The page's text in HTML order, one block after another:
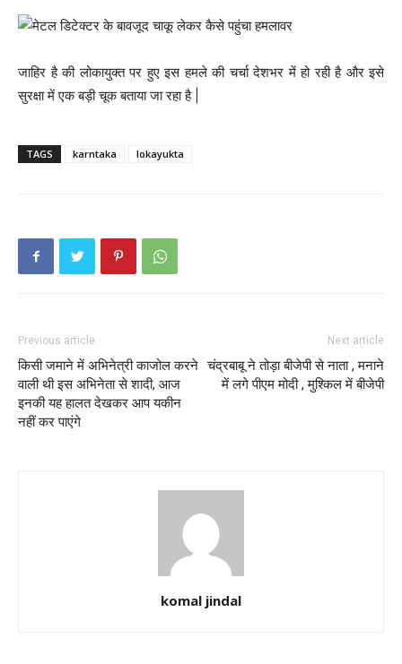
जाहिर है की लोकायुक्त पर हुए इस हमले की चर्चा देशभर में हो रही है और इसे
सुरक्षा में एक बड़ी चूक बताया जा रहा है |
TAGS karntaka lokayukta
Previous article
किसी जमाने में अभिनेत्री काजोल करने
वाली थी इस अभिनेता से शादी, आज
इनकी यह हालत देखकर आप यकीन
नहीं कर पाएंगे
Next article
चंद्रबाबू ने तोड़ा बीजेपी से नाता , मनाने
में लगे पीएम मोदी , मुश्किल में बीजेपी
komal jindal